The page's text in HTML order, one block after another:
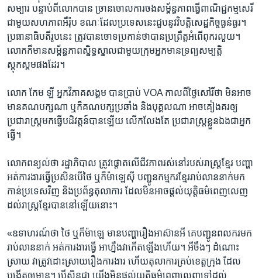
សម្បារ​ ​បន្ទាប់​ពី​លោក​បាន ច្រាន​ចោល​ការ​ចង​សម្ព័ន្ធ​ភាព​ធ្វើ​ពាណិជ្ជ​កម្ម​សេរី​
ជាមួយ​សហភាព​អឺរ៉ុប ​ខណៈដែល​ប្រទេស​នេះ​ជួប​នូវ​វិបត្តិ​សេដ្ឋកិច្ច​ធ្ងន់ធ្ងរ។​
ប្រធានាធិបតី​រូប​នេះ ​ត្រូវ​បាន​ចោទ​ប្រកាន់​ថា​បាន​ប្រព្រឹត្ត​អំពើ​ពុក​រលួយ។
លោក​ក៏​មាន​សម្ព័ន្ធភាព​ស្និទ្ធស្នាល​ជាមួយ​ក្រុម​អ្នក​មាន​ទ្រព្យសម្បត្តិ
ស្តុកស្តមផង​ដែរ។​
លោក​ កែម​ ឡី​ អ្នក​វិភាគ​សង្គម​ ​បាន​ប្រាប់​ VOA​ កាលពី​ថ្ងៃ​សៅរិ៍​ថា​ មិន​អាច​
មាន​គណបក្ស​ណា​ ឬ​ក៏​គណ​បក្ស​ប្រឆាំង​ ​និង​បុគ្គល​ណា​ ​អាច​គៀងគរ​ឲ្យ​
ប្រជារាស្ត្រ​មក​ធ្វើ​បដិវត្តន៍​បាន​ឡើយ​ លើក​លែង​តែ​ ប្រជា​រាស្ត្រ​ខ្លួន​ឯង​ជា​អ្នក​
ធ្វើ​។​
លោក​ពន្យល់​ថា​ ​រដ្ឋា​ភិបាល​ ​ត្រូវ​ផ្តោតលើ​ជីវភាព​រស់​នៅ​របស់​រាស្រ្ត​ខ្មែរ​ បញ្ហា​
អត់ការ​ងារ​ធ្វើ​ប្រសិន​បើ​ថៃ​ ឬ​ក៏​ម៉ាឡេស៊ី​ ​បញ្ជូន​កម្មករ​ខ្មែរ​រាប់​លាន​នាក់​មក
កាន់​ប្រទេស​វិញ​ និង​ប្រព័ន្ធ​តុលាការ​ ដែលមិន​អាច​ផ្តល់​យុត្តិ​ធម៌​ពេញ​លេញ​
ដល់​រាស្ត្រខ្មែរ​បាន​នៅ​ឡើយ​នោះ​។
«ឧទាហរណ៍​ថា​ ថៃ​ ឬក៏ម៉ាឡេ​ មាន​បញ្ហា​រឿង​អាស៊ាន​អី​ គេ​បញ្ជូន​ពលករមក​
រាប់​លាន​នាក់​ អត់​ការងារ​ធ្វើ​ អា​ហ្នឹង​វា​កើត​ឡើង​ហើយ​។​ អីចឹង​ៗ​ ដំណោះ​
ស្រាយ​ វាត្រូវ​ដោះ​ស្រាយ​រឿង​ការ​ងារ​ ហើយ​តុលាការ​គ្រប់​ខេត្ត​ក្រុង​ ដែល​
បង្កើត​ឲ្យ​មាន​។​ ​បើ​សិន​ជា​ យើង​មិន​ផ្តល់​យុត្តិធម៌​ពេញលេញ​ទៅ​ដល់​